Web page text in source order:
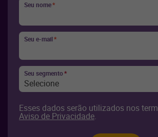
Seu nome*
Seu e-mail*
Seu segmento*
Selecione
Esses dados serão utilizados nos
Aviso de Privacidade.